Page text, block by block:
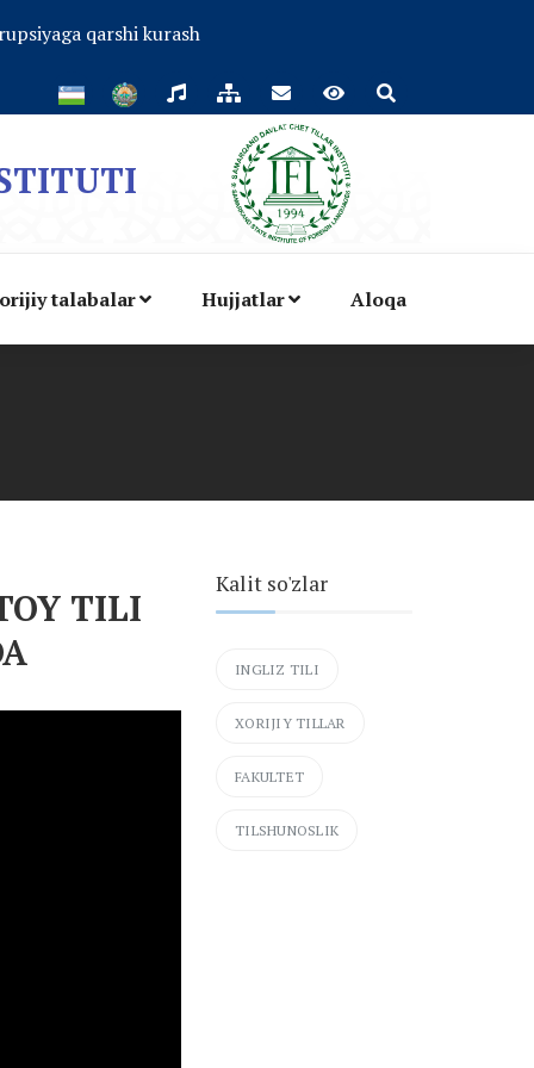
qarshi kurash
talabalar Hujjatlar Aloqa
TILI
Kalit so'zlar
INGLIZ TILI
XORIJIY TILLAR
FAKULTET
TILSHUNOSLIK